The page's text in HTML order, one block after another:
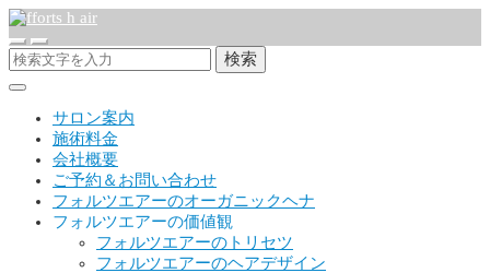
検索
サロン案内
施術料金
会社概要
ご予約＆お問い合わせ
フォルツエアーのオーガニックヘナ
フォルツエアーの価値観
フォルツエアーのトリセツ
フォルツエアーのヘアデザイン